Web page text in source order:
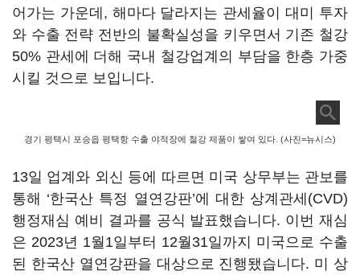
어가는 가운데, 해마다 달라지는 관세율이 대미 투자
와 수출 전략 전반의 불확실성을 키우면서 기존 철강
50% 관세에 더해 국내 철강업계의 부담을 한층 가중
시킬 것으로 보입니다.
경기 평택시 포승읍 평택항 수출 야적장에 철강 제품이 쌓여 있다. (사진=뉴시스)
13일 업계와 외신 등에 따르면 미국 상무부는 관보를
통해 ‘한국산 특정 열연강판’에 대한 상계관세(CVD)
행정재심 예비 결과를 공식 발표했습니다. 이번 재심
은 2023년 1월1일부터 12월31일까지 미국으로 수출
된 한국산 열연강판을 대상으로 진행됐습니다. 미 상